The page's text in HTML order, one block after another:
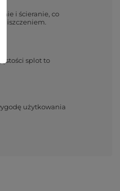
i ścieranie, co
splot to
użytkowania